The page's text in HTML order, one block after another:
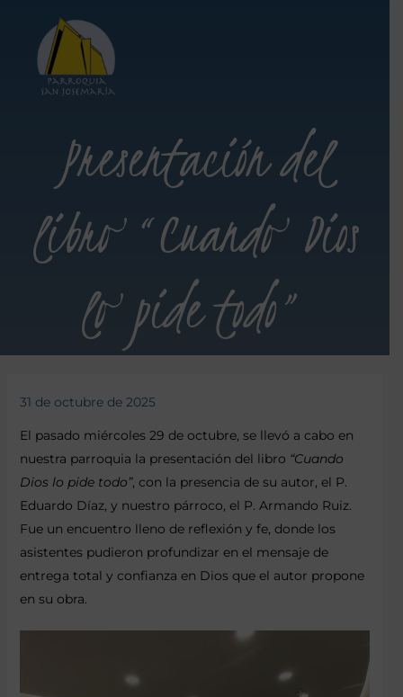
Presentación del
libro “Cuando Dios
lo pide todo”
31 de octubre de 2025
El pasado miércoles 29 de octubre, se llevó a cabo en
nuestra parroquia la presentación del libro “Cuando
Dios lo pide todo”, con la presencia de su autor, el P.
Eduardo Díaz, y nuestro párroco, el P. Armando Ruiz.
Fue un encuentro lleno de reflexión y fe, donde los
asistentes pudieron profundizar en el mensaje de
entrega total y confianza en Dios que el autor propone
en su obra.